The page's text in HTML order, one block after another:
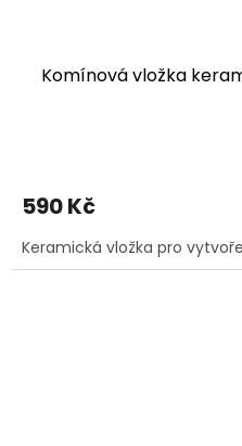
Komínová vložka
590 Kč
Keramická vložka pro